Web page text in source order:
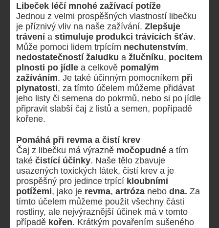
Libeček léčí mnohé zažívací potíže
Jednou z velmi prospěšných vlastností libečku
je příznivý vliv na naše zažívání. Zlepšuje
trávení a stimuluje produkci trávících šťáv.
Může pomoci lidem trpícím nechutenstvím,
nedostatečností žaludku a žlučníku, pocitem
plnosti po jídle a celkově pomalým
zažíváním. Je také účinným pomocníkem při
plynatosti, za tímto účelem můžeme přidávat
jeho listy či semena do pokrmů, nebo si po jídle
připravit slabší čaj z listů a semen, popřípadě
kořene.
Pomáhá při revma a čistí krev
Čaj z libečku má výrazně močopudné a tím
také čistící účinky. Naše tělo zbavuje
usazených toxických látek, čistí krev a je
prospěšný pro jedince trpící kloubními
potížemi, jako je revma, artróza nebo dna. Za
tímto účelem můžeme použít všechny části
rostliny, ale nejvýraznější účinek má v tomto
případě kořen. Krátkým povařením sušeného